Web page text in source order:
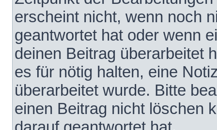
erscheint nicht, wenn noch
geantwortet hat oder wenn
deinen Beitrag überarbeitet
es für nötig halten, eine
überarbeitet wurde. Bitte
einen Beitrag nicht löschen